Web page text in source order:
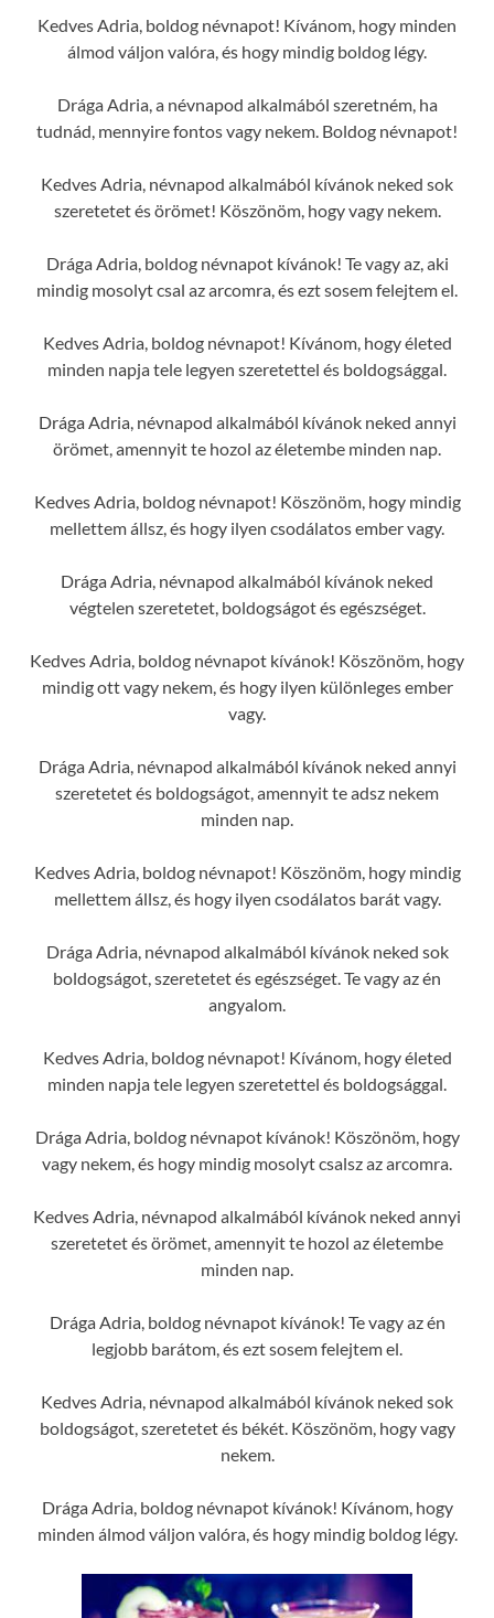
Kedves Adria, boldog névnapot! Kívánom, hogy minden
álmod váljon valóra, és hogy mindig boldog légy.
Drága Adria, a névnapod alkalmából szeretném, ha
tudnád, mennyire fontos vagy nekem. Boldog névnapot!
Kedves Adria, névnapod alkalmából kívánok neked sok
szeretetet és örömet! Köszönöm, hogy vagy nekem.
Drága Adria, boldog névnapot kívánok! Te vagy az, aki
mindig mosolyt csal az arcomra, és ezt sosem felejtem el.
Kedves Adria, boldog névnapot! Kívánom, hogy életed
minden napja tele legyen szeretettel és boldogsággal.
Drága Adria, névnapod alkalmából kívánok neked annyi
örömet, amennyit te hozol az életembe minden nap.
Kedves Adria, boldog névnapot! Köszönöm, hogy mindig
mellettem állsz, és hogy ilyen csodálatos ember vagy.
Drága Adria, névnapod alkalmából kívánok neked
végtelen szeretetet, boldogságot és egészséget.
Kedves Adria, boldog névnapot kívánok! Köszönöm, hogy
mindig ott vagy nekem, és hogy ilyen különleges ember
vagy.
Drága Adria, névnapod alkalmából kívánok neked annyi
szeretetet és boldogságot, amennyit te adsz nekem
minden nap.
Kedves Adria, boldog névnapot! Köszönöm, hogy mindig
mellettem állsz, és hogy ilyen csodálatos barát vagy.
Drága Adria, névnapod alkalmából kívánok neked sok
boldogságot, szeretetet és egészséget. Te vagy az én
angyalom.
Kedves Adria, boldog névnapot! Kívánom, hogy életed
minden napja tele legyen szeretettel és boldogsággal.
Drága Adria, boldog névnapot kívánok! Köszönöm, hogy
vagy nekem, és hogy mindig mosolyt csalsz az arcomra.
Kedves Adria, névnapod alkalmából kívánok neked annyi
szeretetet és örömet, amennyit te hozol az életembe
minden nap.
Drága Adria, boldog névnapot kívánok! Te vagy az én
legjobb barátom, és ezt sosem felejtem el.
Kedves Adria, névnapod alkalmából kívánok neked sok
boldogságot, szeretetet és békét. Köszönöm, hogy vagy
nekem.
Drága Adria, boldog névnapot kívánok! Kívánom, hogy
minden álmod váljon valóra, és hogy mindig boldog légy.